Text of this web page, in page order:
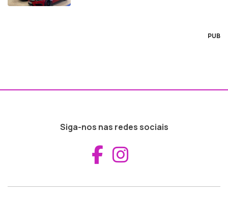
PUB
Siga-nos nas redes sociais
Aceder ao